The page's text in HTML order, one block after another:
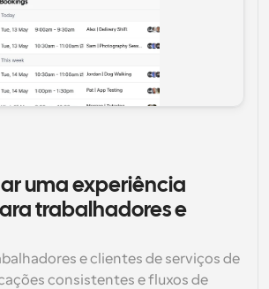
uma experiência
trabalhadores e
e clientes de serviços de
consistentes e fluxos de